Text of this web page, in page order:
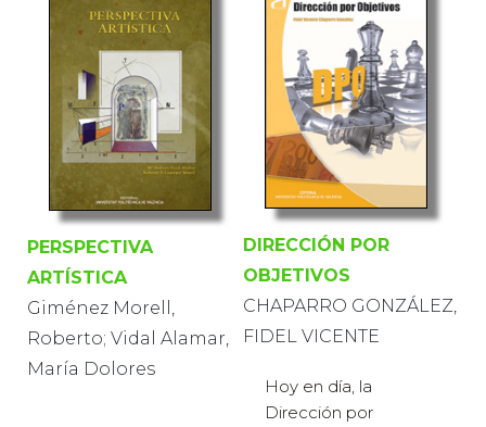
PERSPECTIVA
ARTÍSTICA
Giménez Morell,
Roberto; Vidal Alamar,
María Dolores
DIRECCIÓN POR
OBJETIVOS
CHAPARRO GONZÁLEZ,
FIDEL VICENTE
Hoy en día, la
Dirección por